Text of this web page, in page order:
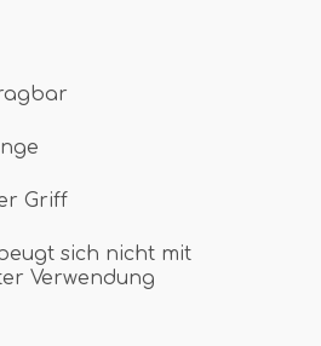
Griff
sich nicht mit
Verwendung